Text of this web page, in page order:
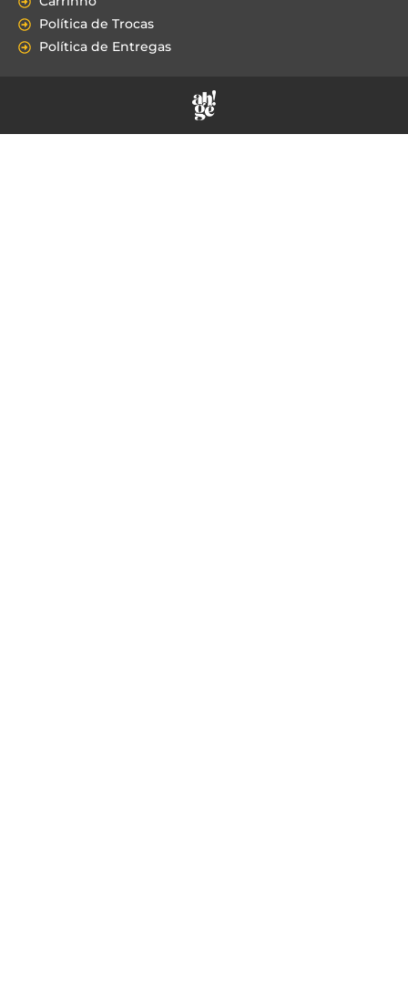
Política de Trocas
Política de Entregas